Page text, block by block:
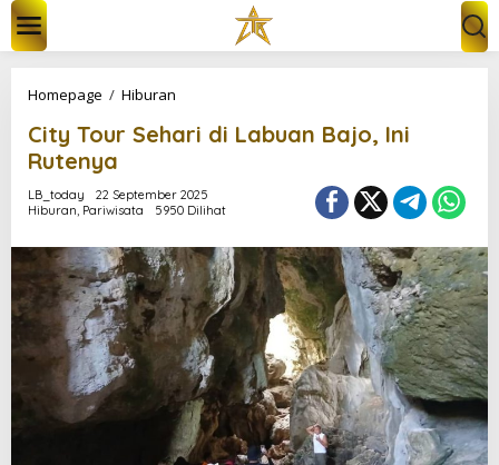
w
Homepage / Hiburan
t
o
u
S
e
h
a
r
i
d
i
L
a
b
City Tour Sehari di Labuan Bajo, Ini
Rutenya
LB_today
22 September 2025
Hiburan, Pariwisata 5950 Dilihat